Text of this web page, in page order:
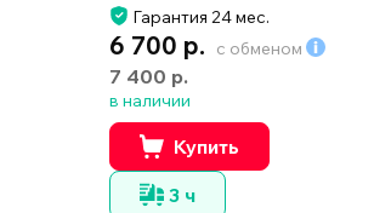
Гарантия 24 мес.
6 700 р. с обменом
7 400 р.
в наличии
Купить
3 ч